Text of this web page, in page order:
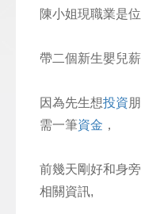
陳小姐現職業是
帶二個新生嬰兒
因為先生想投資
需一筆資金 ，
前幾天剛好和身
相關資訊,